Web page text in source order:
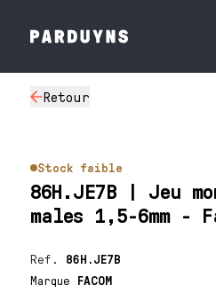
Retour
Stock faible
86H.JE7B | Jeu
males 1,5-6mm -
Ref. 86H.JE7B
Marque FACOM